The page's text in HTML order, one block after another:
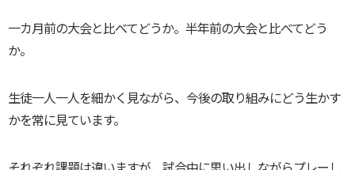
一カ月前の大会と比べてどうか。半年前の大会と比べてどう
か。
生徒一人一人を細かく見ながら、今後の取り組みにどう生かす
かを常に見ています。